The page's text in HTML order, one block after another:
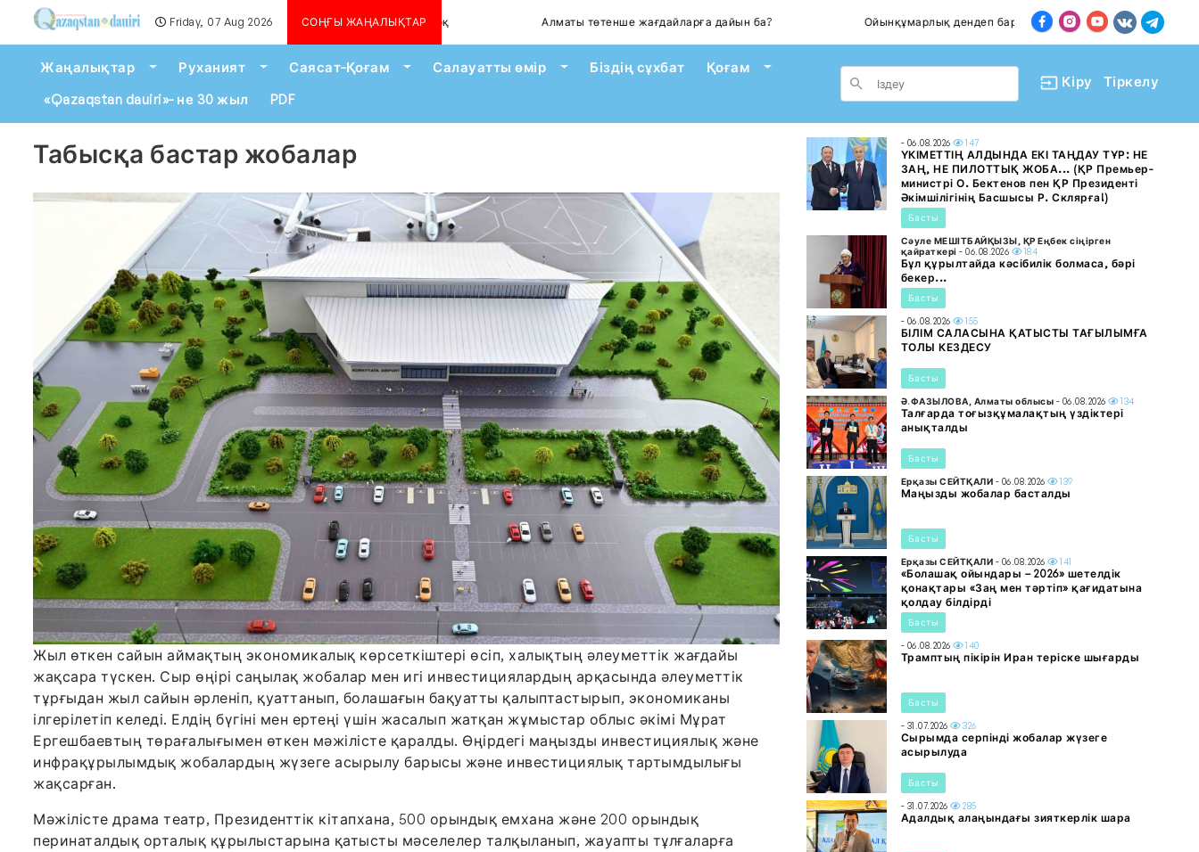
Friday, 07 Aug 2026 СОҢҒЫ ЖАҢАЛЫҚТАР
Алматыда көшкін қаупі сейілген жоқ Алматы төтенше жағдайларға дайын ба? Ойынқұмарлық дендеп барады Пәтер сатып
Жаңалықтар Toggle Dropdown
Руханият Toggle Dropdown
Саясат-Қоғам Toggle Dropdown
Салауатты өмір Toggle Dropdown
Біздің сұхбат Қоғам
Toggle Dropdown
«Qazaqstan dauiri»- не 30 жыл
PDF
Кіру Тіркелу
Табысқа бастар жобалар
Жыл өткен сайын аймақтың экономикалық көрсеткіштері өсіп, халықтың әлеуметтік жағдайы
жақсара түскен. Сыр өңірі саңылақ жобалар мен игі инвестициялардың арқасында әлеуметтік
тұрғыдан жыл сайын әрленіп, қуаттанып, болашағын бақуатты қалыптастырып, экономиканы
ілгерілетіп келеді. Елдің бүгіні мен ертеңі үшін жасалып жатқан жұмыстар облыс әкімі Мұрат
Ергешбаевтың төрағалығымен өткен мәжілісте қаралды. Өңірдегі маңызды инвестициялық және
инфрақұрылымдық жобалардың жүзеге асырылу барысы және инвестициялық тартымдылығы
жақсарған.
Мәжілісте драма театр, Президенттік кітапхана, 500 орындық емхана және 200 орындық
перинаталдық орталық құрылыстарына қатысты мәселелер талқыланып, жауапты тұлғаларға
- 06.08.2026 147
ҮКІМЕТТІҢ АЛДЫНДА ЕКІ ТАҢДАУ ТҰР: НЕ
ЗАҢ, НЕ ПИЛОТТЫҚ ЖОБА... (ҚР Премьер-
министрі О. Бектенов пен ҚР Президенті
Әкімшілігінің Басшысы Р. Склярға!)
Басты
Сәуле МЕШІТБАЙҚЫЗЫ, ҚР Еңбек сіңірген
қайраткері - 06.08.2026 184
Бұл құрылтайда кәсібилік болмаса, бәрі
бекер...
Басты
- 06.08.2026 155
БІЛІМ САЛАСЫНА ҚАТЫСТЫ ТАҒЫЛЫМҒА
ТОЛЫ КЕЗДЕСУ
Басты
Ә.ФАЗЫЛОВА, Алматы облысы - 06.08.2026 134
Талғарда тоғызқұмалақтың үздіктері
анықталды
Басты
Ерқазы СЕЙТҚАЛИ - 06.08.2026 139
Маңызды жобалар басталды
Басты
Ерқазы СЕЙТҚАЛИ - 06.08.2026 141
«Болашақ ойындары – 2026» шетелдік
қонақтары «Заң мен тәртіп» қағидатына
қолдау білдірді
Басты
- 06.08.2026 140
Трамптың пікірін Иран теріске шығарды
Басты
- 31.07.2026 326
Сырымда серпінді жобалар жүзеге
асырылуда
Басты
- 31.07.2026 285
Адалдық алаңындағы зияткерлік шара